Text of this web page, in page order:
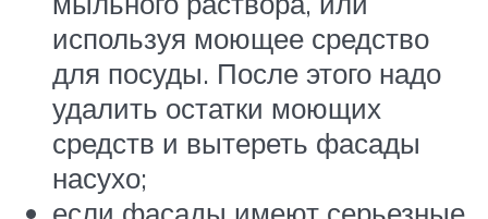
используя моющее средство
для посуды. После этого надо
удалить остатки моющих
средств и вытереть фасады
насухо;